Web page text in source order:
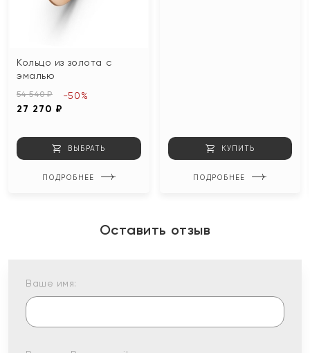
Кольцо из золота с
эмалью
54 540 ₽
27 270 ₽
-50%
ВЫБРАТЬ
ПОДРОБНЕЕ
КУПИТЬ
ПОДРОБНЕЕ
Оставить отзыв
Ваше имя: